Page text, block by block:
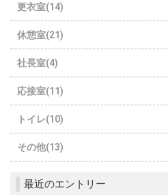
更衣室(14)
休憩室(21)
社長室(4)
応接室(11)
トイレ(10)
その他(13)
最近のエントリー